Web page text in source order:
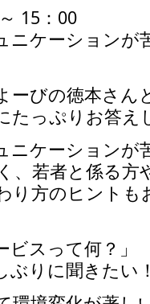
15：00
ニケーションが
ーびの徳本さん
たっぷりお答え
ニケーションが
、若者と係る方
り方のヒント
ビスって何？」
ぶりに聞きたい